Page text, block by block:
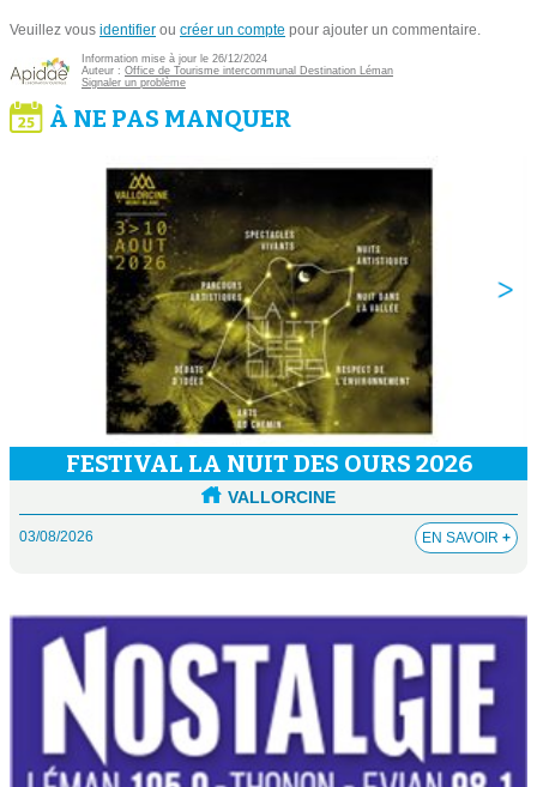
Veuillez vous identifier ou créer un compte pour ajouter un commentaire.
Information mise à jour le 26/12/2024
Auteur : Office de Tourisme intercommunal Destination Léman
Signaler un problème
À NE PAS MANQUER
FESTIVAL LA NUIT DES OURS 2026
VALLORCINE
03/08/2026 EN SAVOIR +